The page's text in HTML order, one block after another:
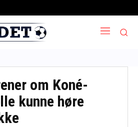
om Koné-
kunne høre